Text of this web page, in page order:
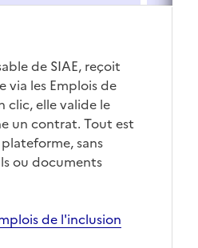
de SIAE, reçoit
via les Emplois de
clic, elle valide le
un contrat. Tout est
sans
ou documents
de l'inclusion
fenêtre